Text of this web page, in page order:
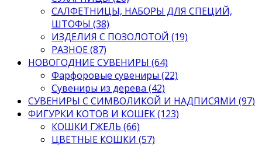
САЛФЕТНИЦЫ, НАБОРЫ ДЛЯ СПЕЦИЙ,
ШТОФЫ (38)
ИЗДЕЛИЯ С ПОЗОЛОТОЙ (19)
РАЗНОЕ (87)
НОВОГОДНИЕ СУВЕНИРЫ (64)
Фарфоровые сувениры (22)
Сувениры из дерева (42)
СУВЕНИРЫ С СИМВОЛИКОЙ И НАДПИСЯМИ (97)
ФИГУРКИ КОТОВ И КОШЕК (123)
КОШКИ ГЖЕЛЬ (66)
ЦВЕТНЫЕ КОШКИ (57)